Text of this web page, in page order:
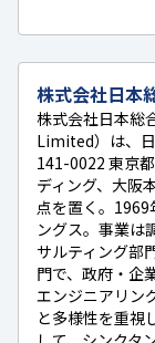
株式会社日本
株式会社日本
Limited）は、
141-0022 東京
ディング、大阪
点を置く。1969
ングス。事業は
サルティング部
門で、政府・企
エンジニアリン
と多様性を重視